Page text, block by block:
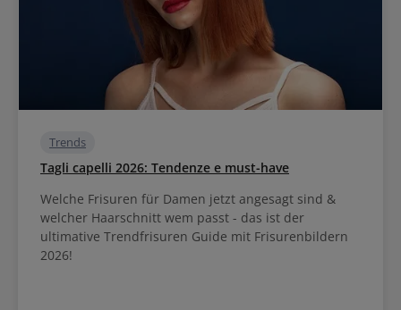
Trends
Tagli capelli 2026: Tendenze e must-have
Welche Frisuren für Damen jetzt angesagt sind &
welcher Haarschnitt wem passt - das ist der
ultimative Trendfrisuren Guide mit Frisurenbildern
2026!